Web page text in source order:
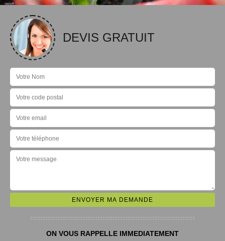
DEVIS GRATUIT
ON VOUS RAPPELLE IMMEDIATEMENT